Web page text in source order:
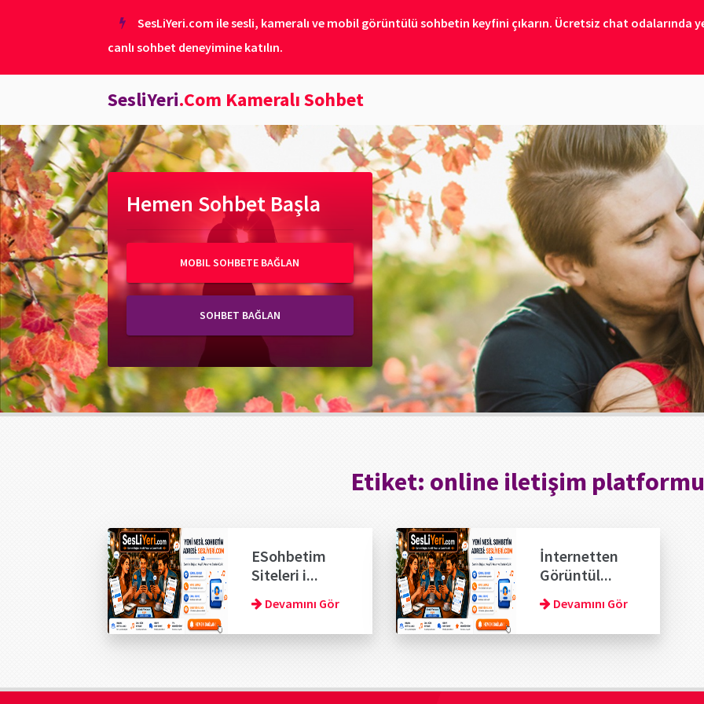
SesLiYeri.com ile sesli, kameralı ve mobil görüntülü sohbetin keyfini çıkarın. Ücretsiz chat odalarında
canlı sohbet deneyimine katılın.
SesliYeri.Com Kameralı Sohbet
Hemen Sohbet Başla
MOBIL SOHBETE BAĞLAN
SOHBET BAĞLAN
Etiket: online iletişim platformu
ESohbetim
Siteleri i...
Devamını Gör
İnternetten
Görüntül...
Devamını Gör